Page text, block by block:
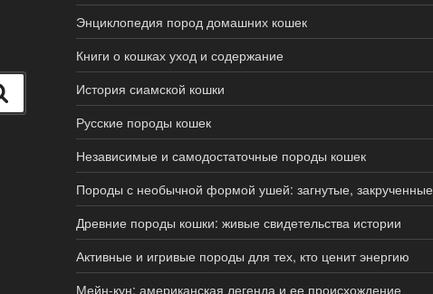
Энциклопедия пород домашних кошек
Книги о кошках уход и содержание
История сиамской кошки
Русские породы кошек
Независимые и самодостаточные породы кошек
Породы с необычной формой ушей: загнутые, закрученные
Древние породы кошки: живые свидетельства истории
Активные и игривые породы для тех, кто ценит энергию
Мейн-кун: американская легенда и ее происхождение